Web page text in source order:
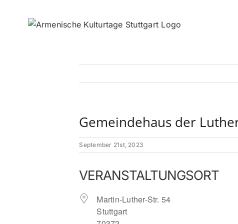
Gemeindehaus der
September 21st, 2023
VERANSTALTUNGSORT
Martin-Luther-Str. 54
Stuttgart